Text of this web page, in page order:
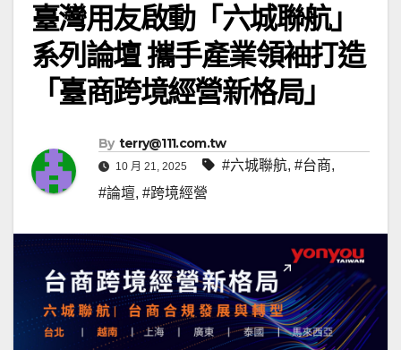
臺灣用友啟動「六城聯航」
系列論壇 攜手產業領袖打造
「臺商跨境經營新格局」
By terry@111.com.tw
10 月 21, 2025 #六城聯航, #台商,
#論壇, #跨境經營